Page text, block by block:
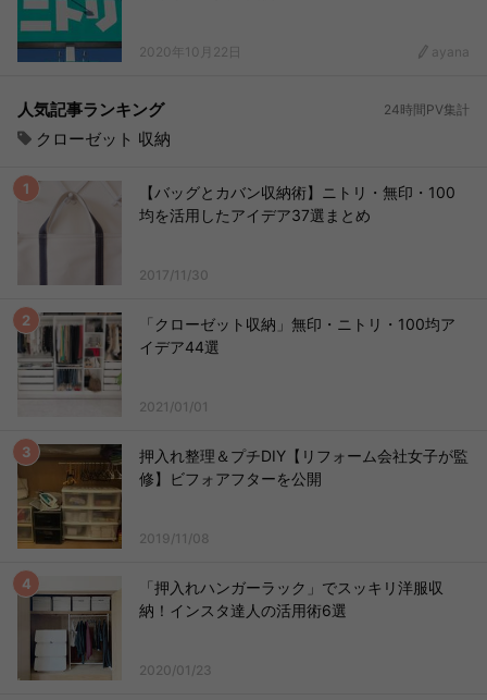
2020年10月22日 ayana
人気記事ランキング 24時間PV集計
クローゼット 収納
【バッグとカバン収納術】ニトリ・無印・100
均を活用したアイデア37選まとめ
2017/11/30
「クローゼット収納」無印・ニトリ・100均ア
イデア44選
2021/01/01
押入れ整理＆プチDIY【リフォーム会社女子が監
修】ビフォアフターを公開
2019/11/08
「押入れハンガーラック」でスッキリ洋服収
納！インスタ達人の活用術6選
2020/01/23